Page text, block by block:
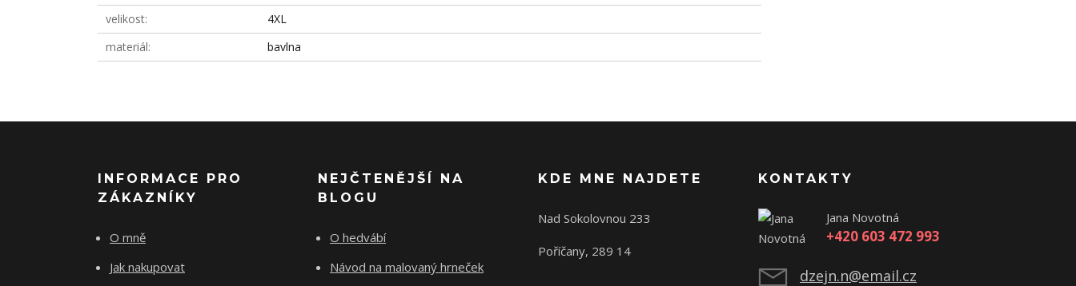
velikost
4XL
materiál
bavlna
INFORMACE PRO
ZÁKAZNÍKY
O mně
Jak nakupovat
NEJČTENĚJŠÍ NA
BLOGU
O hedvábí
Návod na malovaný hrneček
KDE MNE NAJDETE
Nad Sokolovnou 233
Poříčany, 289 14
KONTAKTY
Jana Novotná
+420 603 472 993
dzejn.n@email.cz